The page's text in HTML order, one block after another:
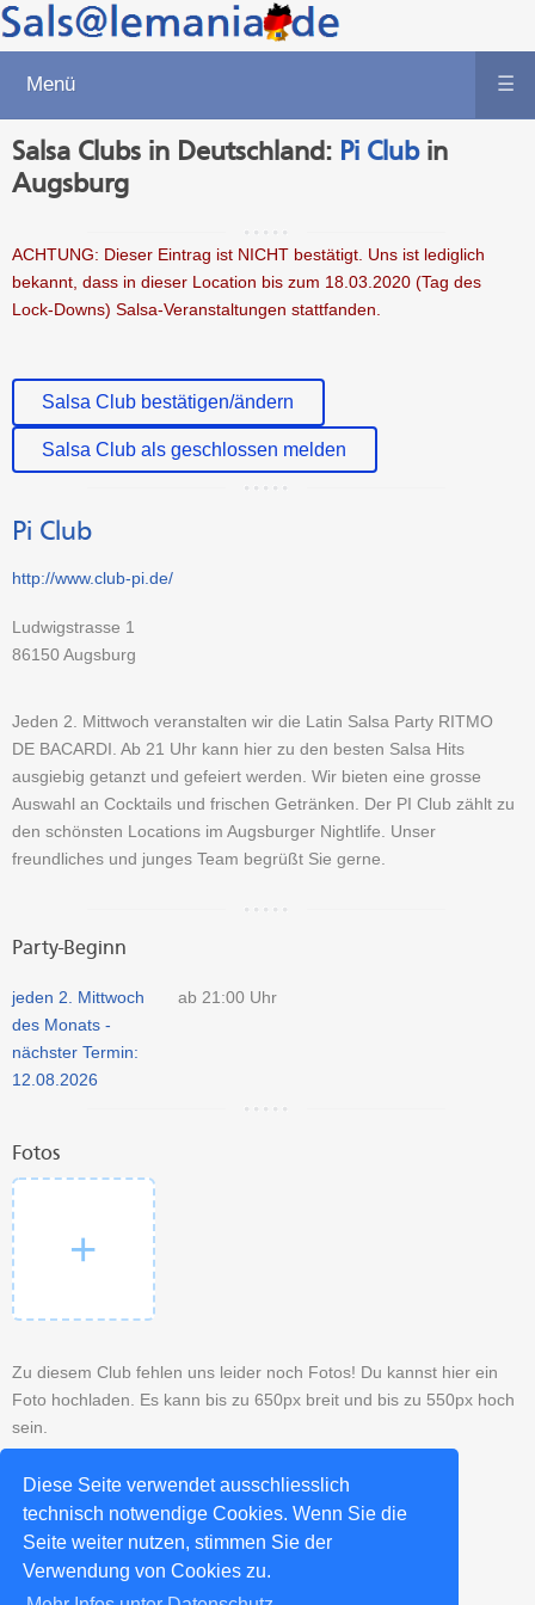
Diese Seite verwendet ausschliesslich
technisch notwendige Cookies. Wenn Sie die
Seite weiter nutzen, stimmen Sie der
Verwendung von Cookies zu.
Menü ☰
Salsa Clubs in Deutschland: Pi Clubin
Augsburg
ACHTUNG: Dieser Eintrag ist NICHT bestätigt. Uns ist lediglich
bekannt, dass in dieser Location bis zum 18.03.2020 (Tag des
Lock-Downs) Salsa-Veranstaltungen stattfanden.
Salsa Club bestätigen/ändern
Salsa Club als geschlossen melden
Pi Club
http://www.club-pi.de/
Ludwigstrasse 1
86150Augsburg
Jeden 2. Mittwoch veranstalten wir die Latin Salsa Party RITMO
DE BACARDI. Ab 21 Uhr kann hier zu den besten Salsa Hits
ausgiebig getanzt und gefeiert werden. Wir bieten eine grosse
Auswahl an Cocktails und frischen Getränken. Der PI Club zählt zu
den schönsten Locations im Augsburger Nightlife. Unser
freundliches und junges Team begrüßt Sie gerne.
Party-Beginn
jeden 2. Mittwoch
des Monats -
nächster Termin:
12.08.2026
ab 21:00 Uhr
Fotos
Zu diesem Club fehlen uns leider noch Fotos! Du kannst hier ein
Foto hochladen. Es kann bis zu 650px breit und bis zu 550px hoch
sein.
Mehr Salsa Clubs aus Augsburg >>